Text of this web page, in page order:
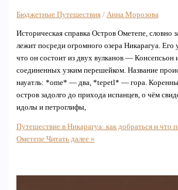
Бюджетные Путешествия/ Анна Морозова
Историческая справка Остров Ометепе, словно
лежит посреди огромного озера Никарагуа. Его
что он состоит из двух вулканов — Консепсьон
соединенных узким перешейком. Название
науатль: *ome* — два, *tepetl* — гора.
остров задолго до прихода испанцев, о чём
идолы и петроглифы,
Путешествие в Никарагуа: как добраться и что
ОметепеЧитать далее »